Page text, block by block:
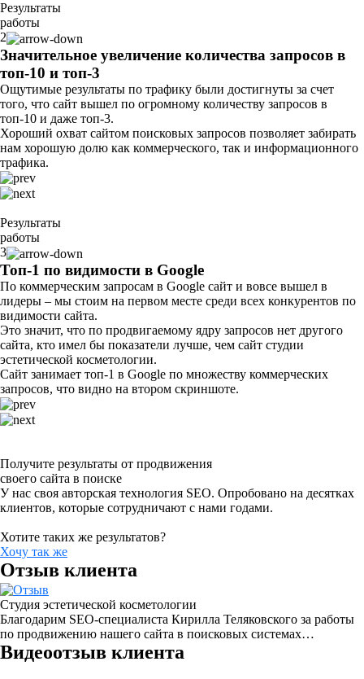
Результаты
работы
2
Значительное увеличение количества запросов в
топ-10 и топ-3
Ощутимые результаты по трафику были достигнуты за счет
того, что сайт вышел по огромному количеству запросов в
топ-10 и даже топ-3.
Хороший охват сайтом поисковых запросов позволяет забирать
нам хорошую долю как коммерческого, так и информационного
трафика.
Результаты
работы
3
Топ-1 по видимости в Google
По коммерческим запросам в Google сайт и вовсе вышел в
лидеры – мы стоим на первом месте среди всех конкурентов по
видимости сайта.
Это значит, что по продвигаемому ядру запросов нет другого
сайта, кто имел бы показатели лучше, чем сайт студии
эстетической косметологии.
Сайт занимает топ-1 в Google по множеству коммерческих
запросов, что видно на втором скриншоте.
Получите результаты от продвижения
своего сайта в поиске
У нас своя авторская технология SEO. Опробовано на десятках
клиентов, которые сотрудничают с нами годами.
Хотите таких же результатов?
Хочу так же
Отзыв клиента
Студия эстетической косметологии
Благодарим SEO-специалиста Кирилла Теляковского за работы
по продвижению нашего сайта в поисковых системах…
Видеоотзыв клиента